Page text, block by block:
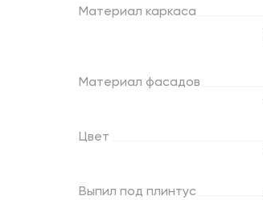
Материал каркаса
Материал фасадов
Цвет
Выпил под плинтус